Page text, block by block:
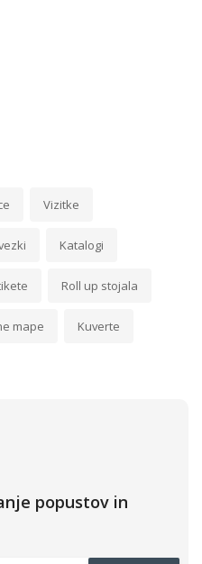
Vizitke
Katalogi
Roll up stojala
mape Kuverte
popustov in